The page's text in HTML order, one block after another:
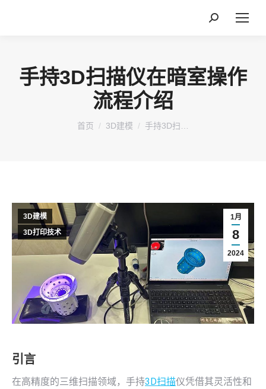
搜
手持3D扫描仪在暗室操作
流程介绍
您在这里：
首页 3D建模 手持3D扫…
1月
8
2024
3D建模
3D打印技术
引言
在高精度的三维扫描领域，手持3D扫描仪凭借其灵活性和